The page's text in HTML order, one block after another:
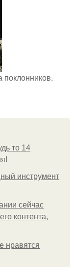
поклонников.
то 14
инструмент
сейчас
контента,
нравятся